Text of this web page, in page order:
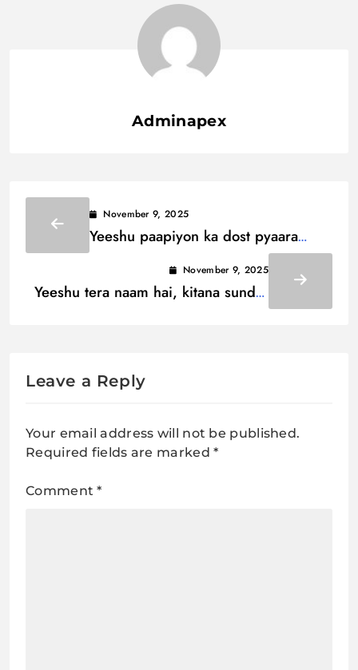
Adminapex
November 9, 2025
Yeeshu paapiyon ka dost pyaara
Lyrics / यीशु पापियों का दोस्त प्यारा
November 9, 2025
Yeeshu tera naam hai, kitana sundar
Leave a Reply
Your email address will not be published.
Required fields are marked*
Comment*